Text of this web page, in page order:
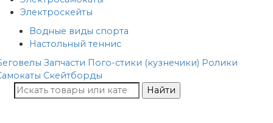
Электроскейты
Водные виды спорта
Настольный теннис
Запчасти Пого-стики (кузнечики) Ролики
Скейтборды
Найти